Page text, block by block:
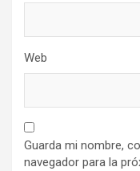
Web
Guarda mi nombre,
navegador para la